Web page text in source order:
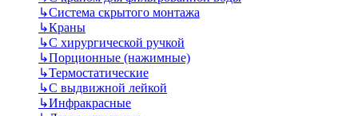
↳Система скрытого монтажа
↳Краны
↳С хирургической ручкой
↳Порционные (нажимные)
↳Термостатические
↳С выдвижной лейкой
↳Инфракрасные